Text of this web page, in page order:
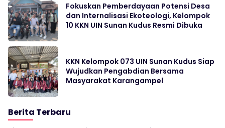
Fokuskan Pemberdayaan Potensi Desa
dan Internalisasi Ekoteologi, Kelompok
10 KKN UIN Sunan Kudus Resmi Dibuka
KKN Kelompok 073 UIN Sunan Kudus Siap
Wujudkan Pengabdian Bersama
Masyarakat Karangampel
Berita Terbaru